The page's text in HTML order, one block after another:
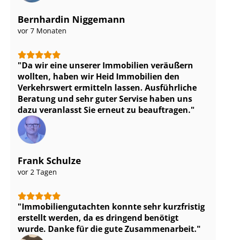
Bernhardin Niggemann
vor 7 Monaten
Da wir eine unserer Immobilien veräußern
wollten, haben wir Heid Immobilien den
Verkehrswert ermitteln lassen. Ausführliche
Beratung und sehr guter Servise haben uns
dazu veranlasst Sie erneut zu beauftragen.
Frank Schulze
vor 2 Tagen
Im­mo­bi­li­en­gut­ach­ten konnte sehr kurzfristig
erstellt werden, da es dringend benötigt
wurde. Danke für die gute Zusammenarbeit.